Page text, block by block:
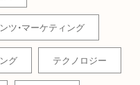
ツ・マーケティング
グ テクノロジー